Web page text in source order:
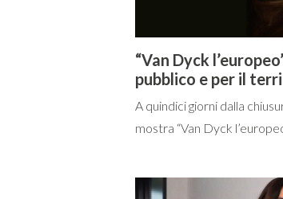
“Van Dyck
pubblico e per il
A quindici giorni dalla
mostra “Van Dyck